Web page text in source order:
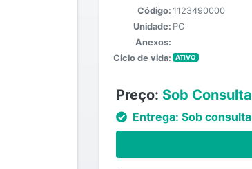
Código: 1123490000
Unidade: PC
Anexos:
Ciclo de vida:
ATIVO
Preço: Sob Consulta
Entrega: Sob consulta